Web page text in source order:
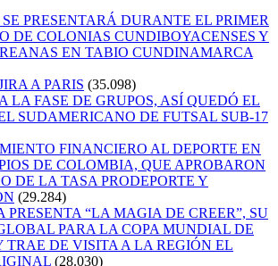
PRESENTARÁ DURANTE EL PRIMER
DE COLONIAS CUNDIBOYACENSES Y
EN TABIO CUNDINAMARCA
A PARIS (35.098)
LA FASE DE GRUPOS, ASÍ QUEDÓ EL
SUDAMERICANO DE FUTSAL SUB-17
FINANCIERO AL DEPORTE EN
DE COLOMBIA, QUE APROBARON
DE LA TASA PRODEPORTE Y
(29.284)
PRESENTA “LA MAGIA DE CREER”, SU
PARA LA COPA MUNDIAL DE
DE VISITA A LA REGIÓN EL
(28.030)